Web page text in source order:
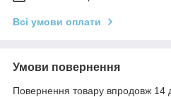
Всі умови оплати
Умови повернення
Повернення товару впродовж 14